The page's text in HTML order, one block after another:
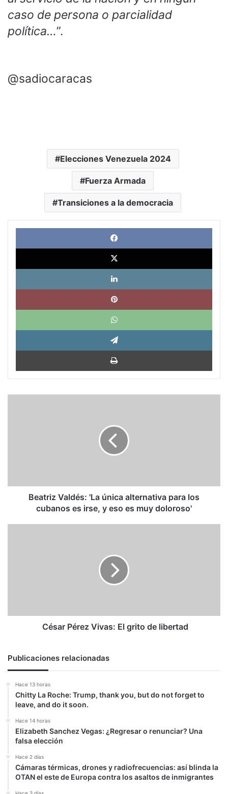
caso de persona o parcialidad
política…”.
@sadiocaracas
Elecciones Venezuela 2024
Fuerza Armada
Transiciones a la democracia
X
es
Beatriz Valdés: 'La única alternativa para los
cubanos es irse, y eso es muy doloroso'
César Pérez Vivas: El grito de libertad
Publicaciones relacionadas
Hace 13 horas
Chitty La Roche: Trump, thank you, but do not forget to
leave, and do it soon.
Hace 14 horas
Elizabeth Sanchez Vegas: ¿Regresar o renunciar? Una
falsa elección
Hace 2 días
Cámaras térmicas, drones y radiofrecuencias: así blinda la
OTAN el este de Europa contra los asaltos de inmigrantes